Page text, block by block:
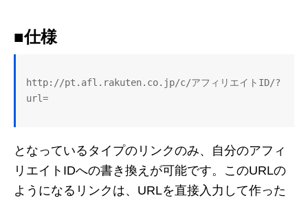
■仕様
http://pt.afl.rakuten.co.jp/c/アフィリエイトID/?
となっているタイプのリンクのみ、自分のアフィ
リエイトIDへの書き換えが可能です。このURLの
ようになるリンクは、URLを直接入力して作った